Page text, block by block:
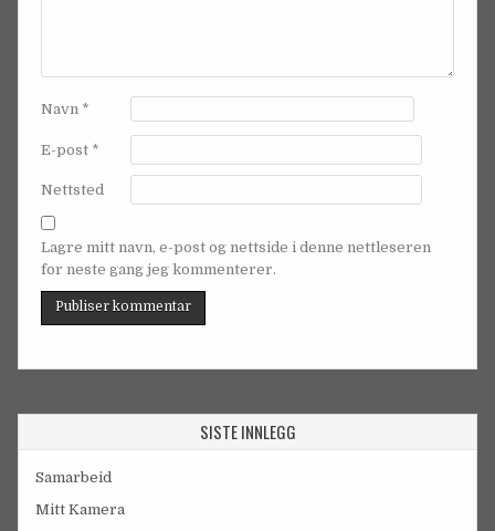
Navn *
E-post *
Nettsted
Lagre mitt navn, e-post og nettside i denne nettleseren
for neste gang jeg kommenterer.
SISTE INNLEGG
Samarbeid
Mitt Kamera